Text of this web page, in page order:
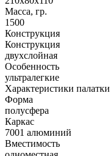
Масса, гр.
1500
Конструкция
Конструкция
двухслойная
Особенность
ультралегкие
Характеристики палатки
Форма
полусфера
Каркас
7001 алюминий
Вместимость